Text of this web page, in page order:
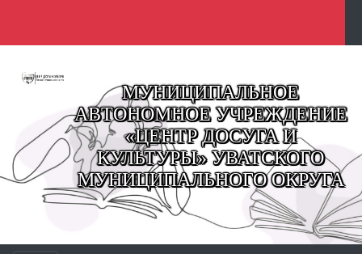
МУНИЦИПАЛЬНОЕ
АВТОНОМНОЕ УЧРЕЖДЕНИЕ
«ЦЕНТР ДОСУГА И
КУЛЬТУРЫ» УВАТСКОГО
МУНИЦИПАЛЬНОГО ОКРУГА